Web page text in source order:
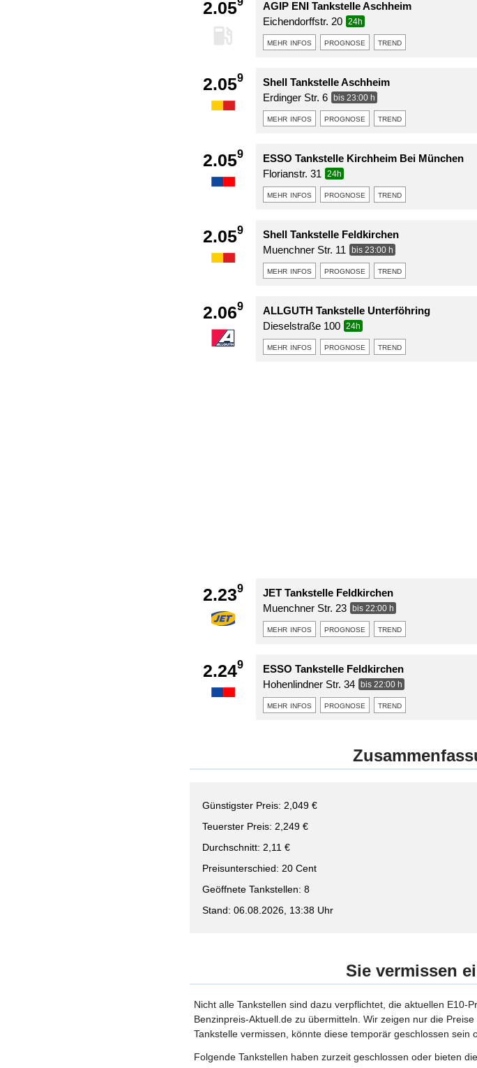
2.05
AGIP ENI Tankstelle Aschheim
Eichendorffstr. 20
24h
mehr infos prognose trend
2.059
Shell Tankstelle Aschheim
Erdinger Str. 6
bis 23:00 h
mehr infos prognose trend
2.059
ESSO Tankstelle Kirchheim Bei München
Florianstr. 31
24h
mehr infos prognose trend
2.059
Shell Tankstelle Feldkirchen
Muenchner Str. 11
bis 23:00 h
mehr infos prognose trend
2.069
ALLGUTH Tankstelle Unterföhring
Dieselstraße 100
24h
mehr infos prognose trend
2.239
JET Tankstelle Feldkirchen
Muenchner Str. 23
bis 22:00 h
mehr infos prognose trend
2.249
ESSO Tankstelle Feldkirchen
Hohenlindner Str. 34
bis 22:00 h
mehr infos prognose trend
Günstigster Preis: 2,049 €
Teuerster Preis: 2,249 €
Durchschnitt: 2,11 €
Preisunterschied: 20 Cent
Geöffnete Tankstellen: 8
Stand: 06.08.2026, 13:38 Uhr
Sie vermissen
Nicht alle Tankstellen sind dazu verpflichtet, die aktuellen E10-
Benzinpreis-Aktuell.de zu übermitteln. Wir zeigen nur die
Tankstelle vermissen, könnte diese temporär geschlossen sein
Folgende Tankstellen haben zurzeit geschlossen oder bieten